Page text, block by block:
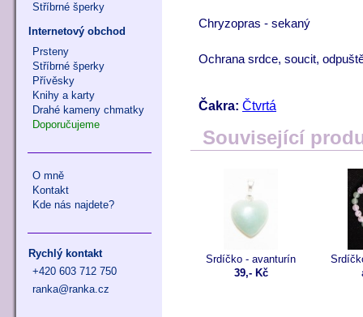
Stříbrné šperky
Internetový obchod
Prsteny
Stříbrné šperky
Přívěsky
Knihy a karty
Drahé kameny chmatky
Doporučujeme
O mně
Kontakt
Kde nás najdete?
Rychlý kontakt
+420 603 712 750
ranka@ranka.cz
Chryzopras - sekaný
Ochrana srdce, soucit,
Čakra: Čtvrtá
Související
Srdíčko - avanturín
39,- Kč